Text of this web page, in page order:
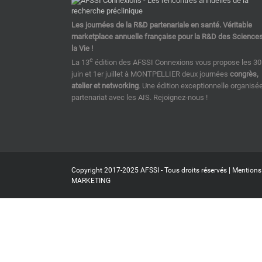
Les journées de la R&D partenariale en santé. Véritable
marketplace annuelle française pour la R&D des
la Vie !
La 13e édition des AFSSI Connexions vous propose les 30
juin et 1er juillet à MONTPELLIER deux journées congrès,
atelier et networking. Une édition exceptionnelle
partenariat avec les AIS. Rejoignez-nous !
Copyright 2017-2025 AFSSI - Tous droits réservés |
MARKETING